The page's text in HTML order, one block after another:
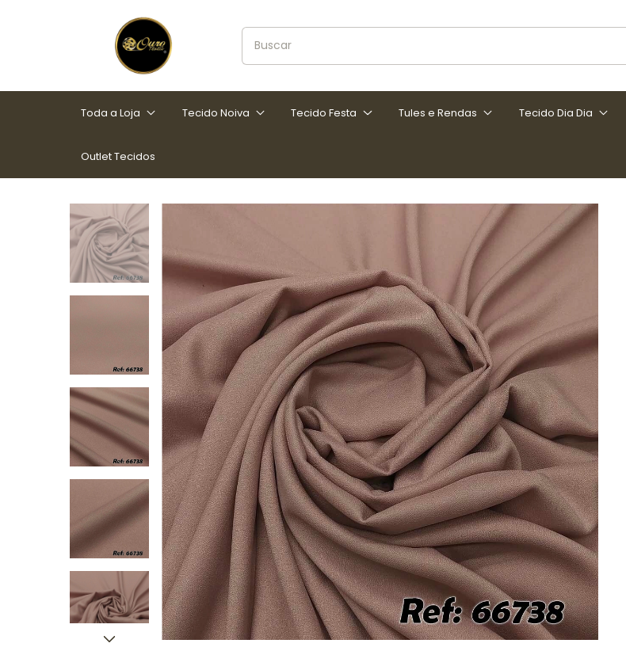
Toda a Loja Tecido Noiva Tecido Festa Tules e Rendas Tecido Dia Dia
Outlet Tecidos